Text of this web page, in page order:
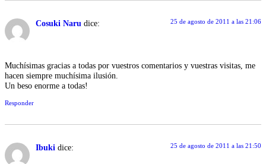
Cosuki Naru dice: 25 de agosto de 2011 a las 21:06
Muchísimas gracias a todas por vuestros comentarios y vuestras visitas, me
hacen siempre muchísima ilusión.
Un beso enorme a todas!
Responder
Ibuki dice: 25 de agosto de 2011 a las 21:50